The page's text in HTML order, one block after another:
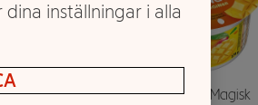
2,8%
Mellanmål Magisk
inställningar i alla